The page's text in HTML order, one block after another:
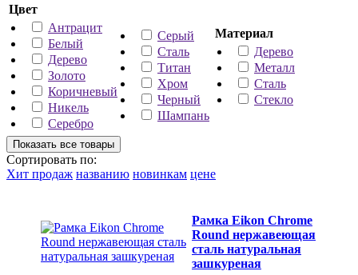
Цвет
Антрацит
Белый
Дерево
Золото
Коричневый
Никель
Серебро
Серый
Сталь
Титан
Хром
Черный
Шампань
Материал
Дерево
Металл
Сталь
Стекло
Сортировать по:
Хит продаж названию новинкам цене
Рамка Eikon Chrome
Round нержавеющая
сталь натуральная
зашкуреная